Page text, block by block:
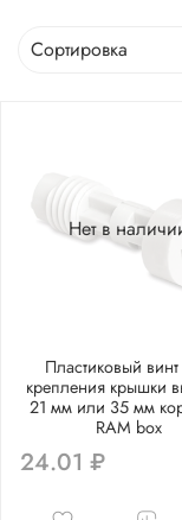
Нет в
Пластиковый
крепления крышки
21 мм или 35 мм
RAM box
24.01 ₽